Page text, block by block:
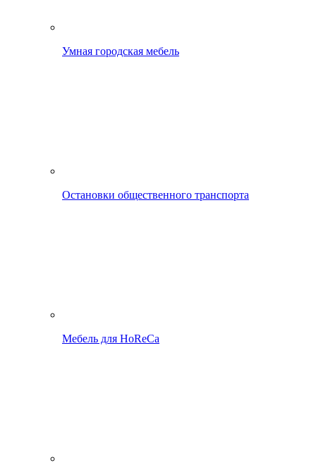
Умная городская мебель
Остановки общественного транспорта
Мебель для HoReCa